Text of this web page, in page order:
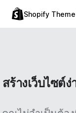
Shopify
สร้างเว็บไซต์